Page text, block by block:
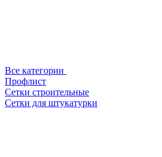
Все категории
Профлист
Сетки строительные
Сетки для штукатурки